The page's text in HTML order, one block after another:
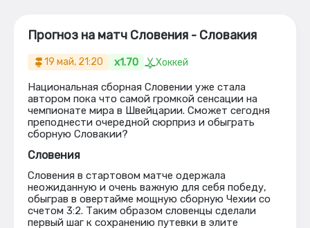
Прогноз на матч Словения - Словакия
19 май, 21:20 x1.70 Хоккей
Национальная сборная Словении уже стала
автором пока что самой громкой сенсации на
чемпионате мира в Швейцарии. Сможет сегодня
преподнести очередной сюрприз и обыграть
сборную Словакии?
Словения
Словения в стартовом матче одержала
неожиданную и очень важную для себя победу,
обыграв в овертайме мощную сборную Чехии со
счетом 3:2. Таким образом словенцы сделали
первый шаг к сохранению путевки в элите